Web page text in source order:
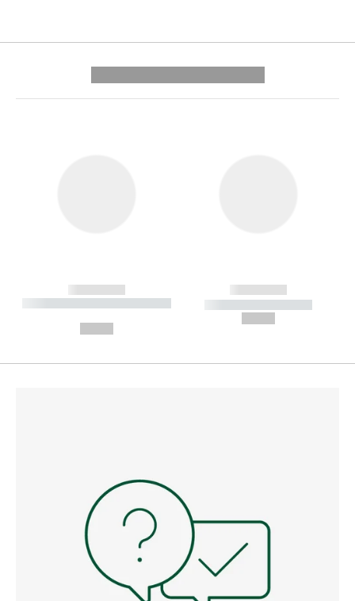
------------
----------- ----------- --------
------------
----------- -----------